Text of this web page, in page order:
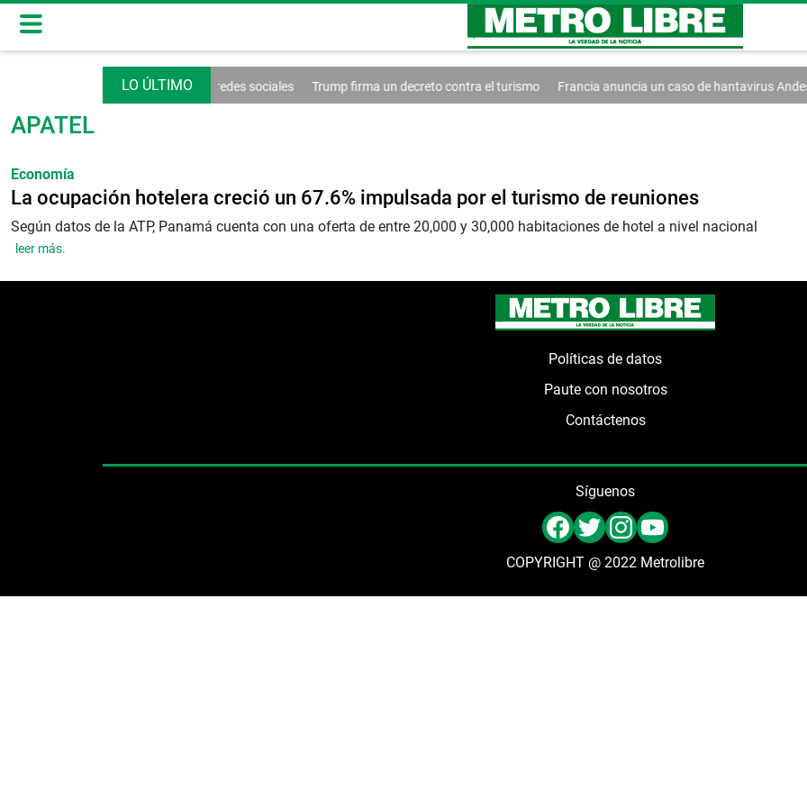
extiende el control de las redes sociales Trump firma un decreto contra el turismo Francia anuncia un caso de hantavirus Andes
APATEL
Economía
La ocupación hotelera creció un 67.6% impulsada por el turismo de reuniones
Según datos de la ATP, Panamá cuenta con una oferta de entre 20,000 y 30,000 habitaciones de hotel a nivel nacional
leer más.
Políticas de datos
Paute con nosotros
Contáctenos
Síguenos
COPYRIGHT @ 2022 Metrolibre